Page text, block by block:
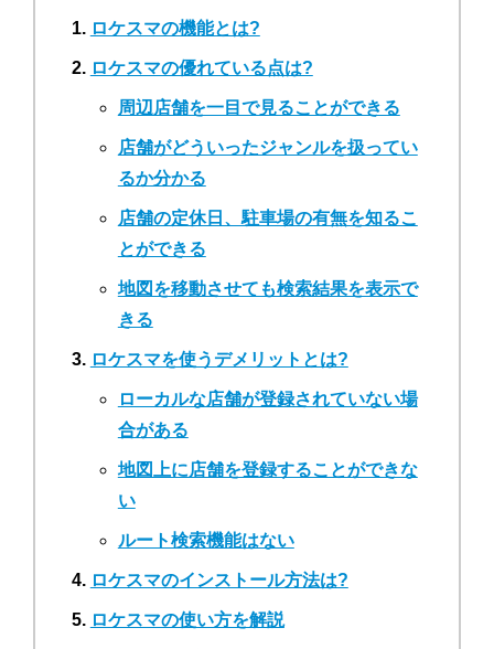
ロケスマの機能とは?
ロケスマの優れている点は?
周辺店舗を一目で見ることができる
店舗がどういったジャンルを扱ってい
るか分かる
店舗の定休日、駐車場の有無を知るこ
とができる
地図を移動させても検索結果を表示で
きる
ロケスマを使うデメリットとは?
ローカルな店舗が登録されていない場
合がある
地図上に店舗を登録することができな
い
ルート検索機能はない
ロケスマのインストール方法は?
ロケスマの使い方を解説